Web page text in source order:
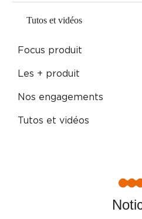
Tutos et vidéos
Focus produit
Les + produit
Nos engagements
Tutos et vidéos